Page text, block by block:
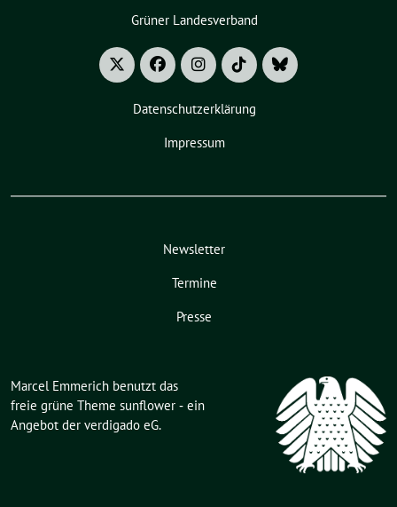
Grüner Landesverband
Datenschutzerklärung
Impressum
Newsletter
Termine
Presse
Marcel Emmerich benutzt das
freie grüne Theme sunflower ‐ ein
Angebot der verdigado eG.